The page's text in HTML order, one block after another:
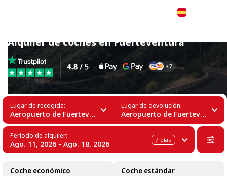
Alquiler de coches en Fuerteventura
Lugar de recogida:
Aeropuerto de Fuerteventura (FUE)
Lugar de devolución:
Aeropuerto de Fuerteventura (FUE)
Período de alquiler:
Ago. 11, 2026 - Ago. 18, 2026 7 días
Coche económico Coche estándar